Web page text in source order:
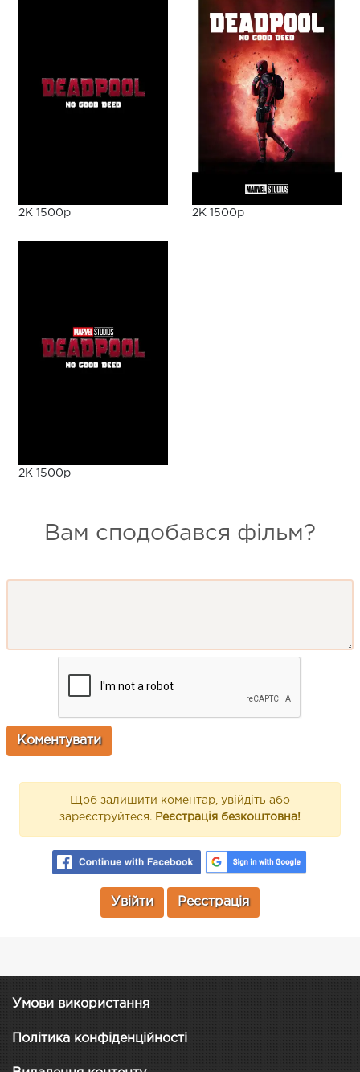
2K 1500p 2K 1500p
2K 1500p
Вам сподобався фільм?
Щоб залишити коментар, увійдіть або
зареєструйтеся. Реєстрація безкоштовна!
Увійти Реєстрація
Умови використання
Політика конфіденційності